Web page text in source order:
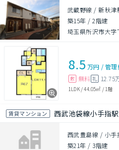
武蔵野線 / 新秋津
築15年 /2階建
埼玉県所沢市大字
8.5 万円 /管理
敷 無料 礼 12.75
1LDK/44.05㎡ / 1階
賃貸マンション 西武池袋線小手指
西武豊島線 / 小手
築21年 / 3階建